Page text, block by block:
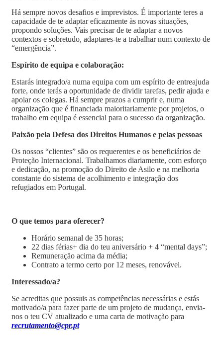
Há sempre novos desafios e imprevistos. É importante teres a
capacidade de te adaptar eficazmente às novas situações,
propondo soluções. Vais precisar de te adaptar a novos
contextos e sobretudo, adaptares-te a trabalhar num contexto de
“emergência”.
Espírito de equipa e colaboração:
Estarás integrado/a numa equipa com um espírito de entreajuda
forte, onde terás a oportunidade de dividir tarefas, pedir ajuda e
apoiar os colegas. Há sempre prazos a cumprir e, numa
organização que é financiada maioritariamente por projetos, o
trabalho em equipa é essencial para o sucesso da organização.
Paixão pela Defesa dos Direitos Humanos e pelas pessoas
Os nossos “clientes” são os requerentes e os beneficiários de
Proteção Internacional. Trabalhamos diariamente, com esforço
e dedicação, na promoção do Direito de Asilo e na melhoria
constante do sistema de acolhimento e integração dos
refugiados em Portugal.
O que temos para oferecer?
Horário semanal de 35 horas;
22 dias férias+ dia do teu aniversário + 4 “mental days”;
Remuneração acima da média;
Contrato a termo certo por 12 meses, renovável.
Interessado/a?
Se acreditas que possuis as competências necessárias e estás
motivado/a para fazer parte de um projeto de mudança, envia-
nos o teu CV atualizado e uma carta de motivação para
recrutamento@cpr.pt